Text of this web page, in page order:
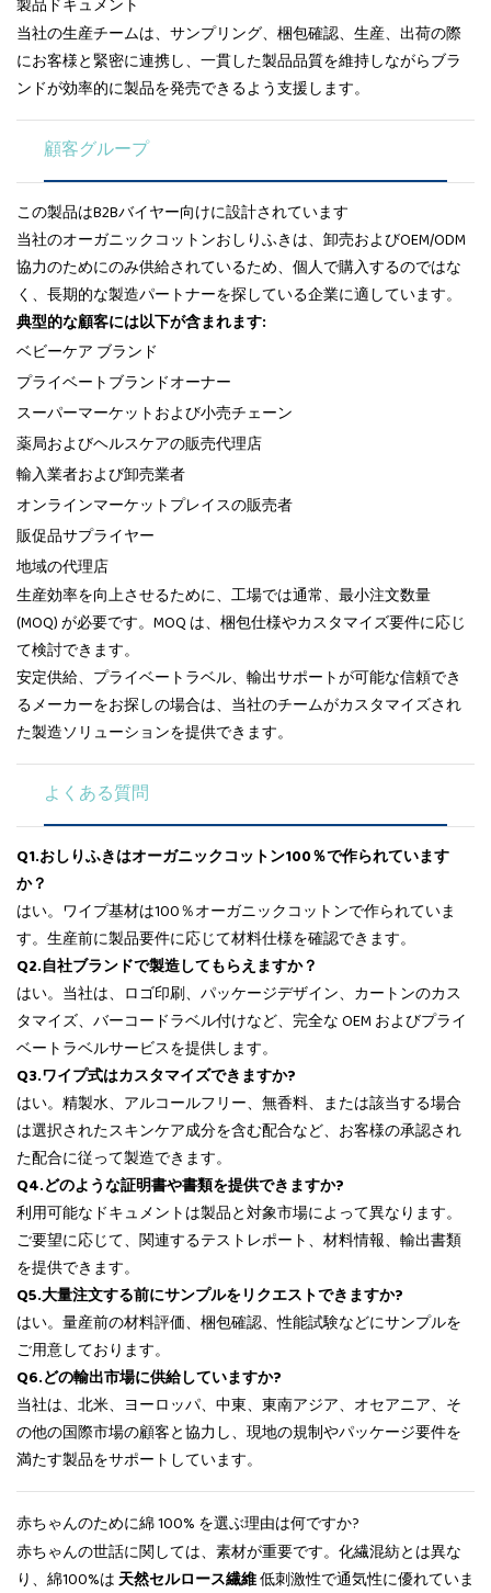
製品ドキュメント
当社の生産チームは、サンプリング、梱包確認、生産、出荷の際
にお客様と緊密に連携し、一貫した製品品質を維持しながらブラ
ンドが効率的に製品を発売できるよう支援します。
顧客グループ
この製品はB2Bバイヤー向けに設計されています
当社のオーガニックコットンおしりふきは、卸売およびOEM/ODM
協力のためにのみ供給されているため、個人で購入するのではな
く、長期的な製造パートナーを探している企業に適しています。
典型的な顧客には以下が含まれます:
ベビーケア ブランド
プライベートブランドオーナー
スーパーマーケットおよび小売チェーン
薬局およびヘルスケアの販売代理店
輸入業者および卸売業者
オンラインマーケットプレイスの販売者
販促品サプライヤー
地域の代理店
生産効率を向上させるために、工場では通常、最小注文数量
(MOQ) が必要です。MOQ は、梱包仕様やカスタマイズ要件に応じ
て検討できます。
安定供給、プライベートラベル、輸出サポートが可能な信頼でき
るメーカーをお探しの場合は、当社のチームがカスタマイズされ
た製造ソリューションを提供できます。
よくある質問
Q1.おしりふきはオーガニックコットン100％で作られています
か？
はい。ワイプ基材は100％オーガニックコットンで作られていま
す。生産前に製品要件に応じて材料仕様を確認できます。
Q2.自社ブランドで製造してもらえますか？
はい。当社は、ロゴ印刷、パッケージデザイン、カートンのカス
タマイズ、バーコードラベル付けなど、完全な OEM およびプライ
ベートラベルサービスを提供します。
Q3.ワイプ式はカスタマイズできますか?
はい。精製水、アルコールフリー、無香料、または該当する場合
は選択されたスキンケア成分を含む配合など、お客様の承認され
た配合に従って製造できます。
Q4.どのような証明書や書類を提供できますか?
利用可能なドキュメントは製品と対象市場によって異なります。
ご要望に応じて、関連するテストレポート、材料情報、輸出書類
を提供できます。
Q5.大量注文する前にサンプルをリクエストできますか?
はい。量産前の材料評価、梱包確認、性能試験などにサンプルを
ご用意しております。
Q6.どの輸出市場に供給していますか?
当社は、北米、ヨーロッパ、中東、東南アジア、オセアニア、そ
の他の国際市場の顧客と協力し、現地の規制やパッケージ要件を
満たす製品をサポートしています。
赤ちゃんのために綿 100% を選ぶ理由は何ですか?
赤ちゃんの世話に関しては、素材が重要です。化繊混紡とは異な
り、綿100%は天然セルロース繊維低刺激性で通気性に優れていま